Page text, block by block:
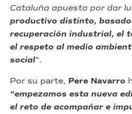
Cataluña apuesta por dar
productivo distinto,
recuperación industrial, el
el respeto al medio
social”.
Por su parte, Pere Navarro
“empezamos esta nueva
el reto de acompañar e